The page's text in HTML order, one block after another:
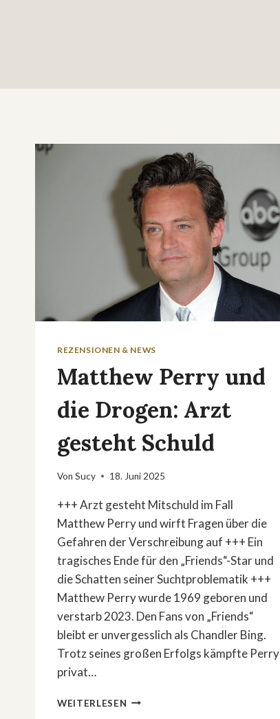
REZENSIONEN & NEWS
Matthew Perry und
die Drogen: Arzt
gesteht Schuld
Von Sucy 18. Juni 2025
+++ Arzt gesteht Mitschuld im Fall
Matthew Perry und wirft Fragen über die
Gefahren der Verschreibung auf +++ Ein
tragisches Ende für den „Friends“-Star und
die Schatten seiner Suchtproblematik +++
Matthew Perry wurde 1969 geboren und
verstarb 2023. Den Fans von „Friends“
bleibt er unvergesslich als Chandler Bing.
Trotz seines großen Erfolgs kämpfte Perry
privat…
WEITERLESEN MATTHEW